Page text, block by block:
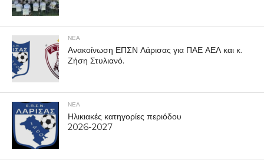
ΝΕΑ
Ανακοίνωση ΕΠΣΝ Λάρισας για ΠΑΕ ΑΕΛ και κ.
Ζήση Στυλιανό.
ΝΕΑ
Ηλικιακές κατηγορίες περιόδου
2026-2027